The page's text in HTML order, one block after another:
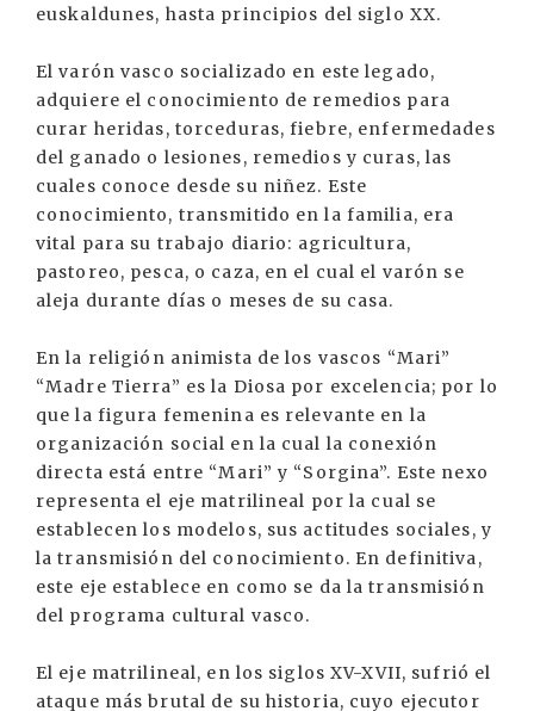
euskaldunes, hasta principios del siglo XX.
El varón vasco socializado en este legado,
adquiere el conocimiento de remedios para
curar heridas, torceduras, fiebre, enfermedades
del ganado o lesiones, remedios y curas, las
cuales conoce desde su niñez. Este
conocimiento, transmitido en la familia, era
vital para su trabajo diario: agricultura,
pastoreo, pesca, o caza, en el cual el varón se
aleja durante días o meses de su casa.
En la religión animista de los vascos “Mari”
“Madre Tierra” es la Diosa por excelencia; por lo
que la figura femenina es relevante en la
organización social en la cual la conexión
directa está entre “Mari” y “Sorgina”. Este nexo
representa el eje matrilineal por la cual se
establecen los modelos, sus actitudes sociales, y
la transmisión del conocimiento. En definitiva,
este eje establece en como se da la transmisión
del programa cultural vasco.
El eje matrilineal, en los siglos XV-XVII, sufrió el
ataque más brutal de su historia, cuyo ejecutor